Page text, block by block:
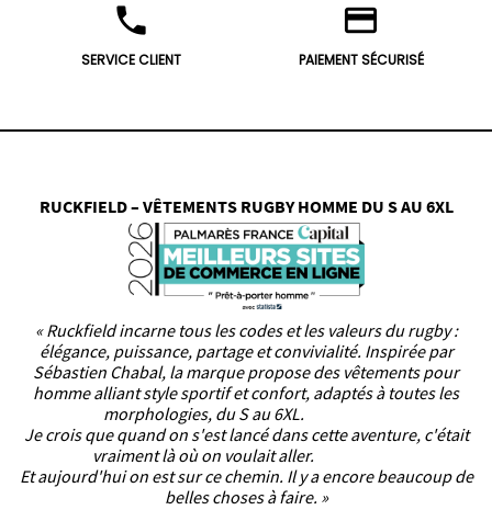
phone
SERVICE CLIENT
credit_card
PAIEMENT SÉCURISÉ
RUCKFIELD – VÊTEMENTS RUGBY HOMME DU S AU 6XL
« Ruckfield incarne tous les codes et les valeurs du rugby :
élégance, puissance, partage et convivialité. Inspirée par
Sébastien Chabal, la marque propose des vêtements pour
homme alliant style sportif et confort, adaptés à toutes les
morphologies, du S au 6XL.
Je crois que quand on s'est lancé dans cette aventure, c'était
vraiment là où on voulait aller.
Et aujourd'hui on est sur ce chemin. Il y a encore beaucoup de
belles choses à faire. »